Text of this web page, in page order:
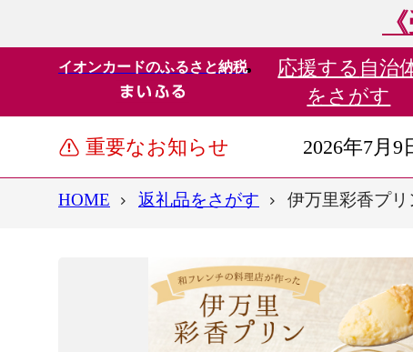
イオンカードのふるさと納税 応援する 自治
をさがす
重要なお知らせ 2026年7月9
HOME 返礼品をさがす 伊万里彩香プ